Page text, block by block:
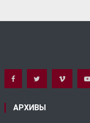
АРХИВЫ